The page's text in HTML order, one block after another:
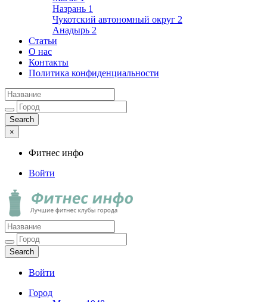
Назрань 1
Чукотский автономный округ 2
Анадырь 2
Статьи
О нас
Контакты
Политика конфиденциальности
×
Фитнес инфо
Войти
Фитнес инфо
Лучшие фитнес клубы города
Войти
Город